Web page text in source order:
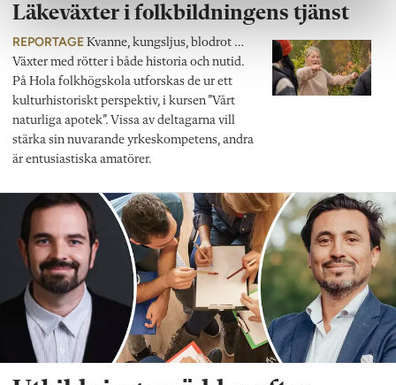
Läkeväxter i folkbildningens tjänst
REPORTAGE Kvanne, kungsljus, blodrot …
Växter med rötter i både historia och nutid.
På Hola folkhögskola utforskas de ur ett
kulturhistoriskt perspektiv, i kursen ”Vårt
naturliga apotek”. Vissa av deltagarna vill
stärka sin nuvarande yrkeskompetens, andra
är entusiastiska amatörer.